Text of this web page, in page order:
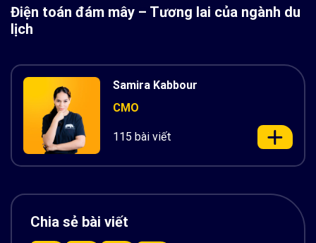
Điện toán đám mây – Tương lai của ngành du
lịch
Samira Kabbour
CMO
115 bài viết
Chia sẻ bài viết